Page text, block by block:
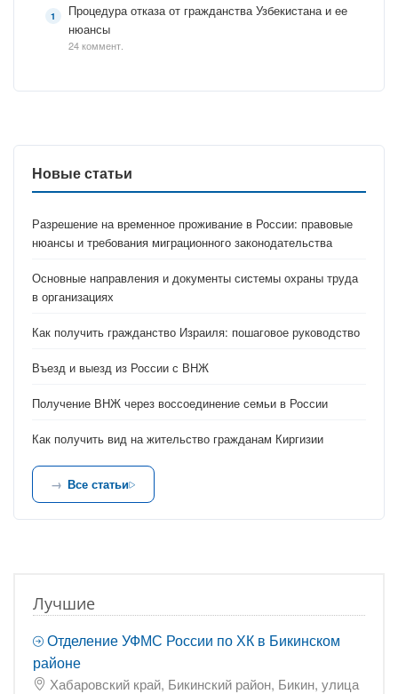
Процедура отказа от гражданства Узбекистана и ее
нюансы
24 коммент.
Новые статьи
Разрешение на временное проживание в России: правовые
нюансы и требования миграционного законодательства
Основные направления и документы системы охраны труда
в организациях
Как получить гражданство Израиля: пошаговое руководство
Въезд и выезд из России с ВНЖ
Получение ВНЖ через воссоединение семьи в России
Как получить вид на жительство гражданам Киргизии
Все статьи
Лучшие
Отделение УФМС России по ХК в Бикинском
районе
Хабаровский край, Бикинский район, Бикин, улица